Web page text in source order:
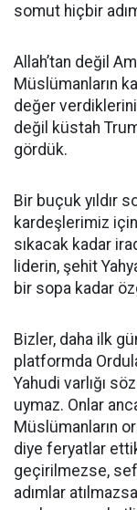
somut hiçbir
Allah’tan değil
Müslümanların
değer
değil küstah
gördük.
Bir buçuk yıldır
kardeşlerimiz
sıkacak kadar
liderin, şehit
bir sopa kadar
Bizler, daha ilk
platformda
Yahudi varlığı
uymaz. Onlar
Müslümanların
diye feryatlar
geçirilmezse,
adımlar